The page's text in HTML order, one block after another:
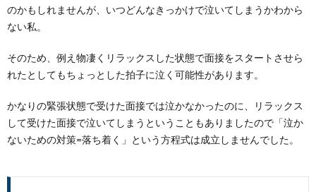
策だ
った
のかもしれませんが、いつどんなきっかけで泣いてしまうかわから
ない私。
そのため、例え物凄くリラックスした状態で面接をスタートさせら
れたとしてもちょっとした拍子に泣く可能性があります。
かなりの緊張状態で受けた面接では泣かなかったのに、リラックス
して受けた面接で泣いてしまうということもありましたので「泣か
ないための対策=落ち着く」という方程式は成立しませんでした。